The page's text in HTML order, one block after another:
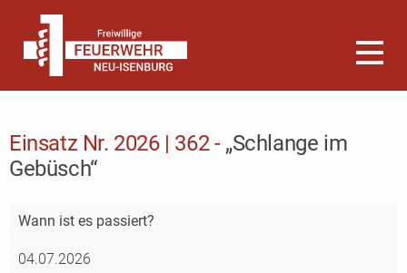
Einsatz Nr. 2026 | 362 - „Schlange im
Gebüsch“
Wann ist es passiert?
04.07.2026